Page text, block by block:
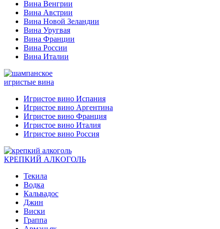
Вина Венгрии
Вина Австрии
Вина Новой Зеландии
Вина Уругвая
Вина Франции
Вина России
Вина Италии
игристые вина
Игристое вино Испания
Игристое вино Аргентина
Игристое вино Франция
Игристое вино Италия
Игристое вино Россия
КРЕПКИЙ АЛКОГОЛЬ
Текила
Водка
Кальвадос
Джин
Виски
Граппа